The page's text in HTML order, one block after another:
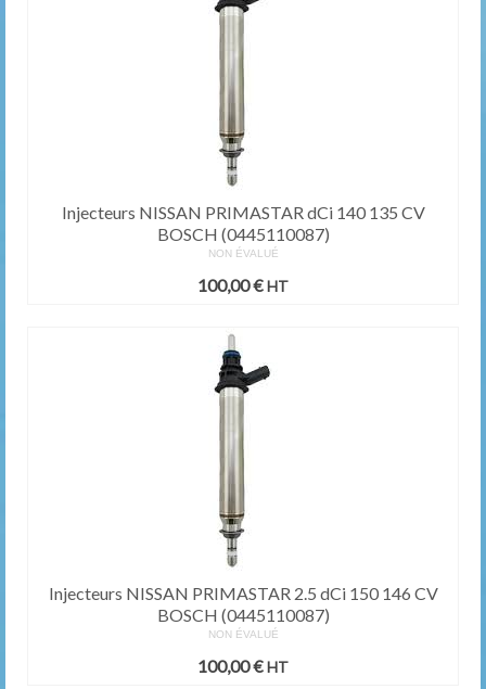
Injecteurs NISSAN PRIMASTAR dCi 140 135 CV
BOSCH (0445110087)
NON ÉVALUÉ
100,00€ HT
Injecteurs NISSAN PRIMASTAR 2.5 dCi 150 146 CV
BOSCH (0445110087)
NON ÉVALUÉ
100,00€ HT